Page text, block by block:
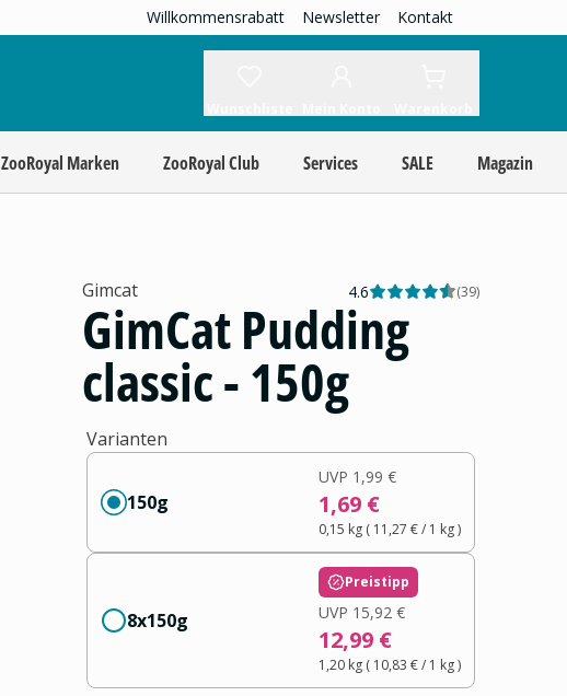
Willkommensrabatt Newsletter Kontakt
ZooRoyal Marken ZooRoyal Club Services SALE Magazin
Gimcat 4.6 (39)
GimCat Pudding
classic - 150g
Varianten
150g
UVP 1,99 €
1,69 €
0,15 kg( 11,27 €/ 1 kg)
8x150g
Preistipp
UVP 15,92 €
12,99 €
1,20 kg( 10,83 €/ 1 kg)